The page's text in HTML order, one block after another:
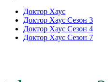
Доктор Хаус
Доктор Хаус Сезон 3
Доктор Хаус Сезон 4
Доктор Хаус Сезон 7